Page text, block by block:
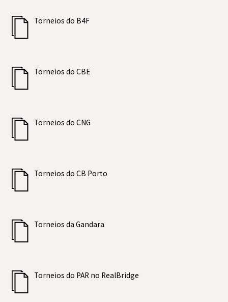
Torneios do B4F
Torneios do CBE
Torneios do CNG
Torneios do CB Porto
Torneios da Gandara
Torneios do PAR no RealBridge